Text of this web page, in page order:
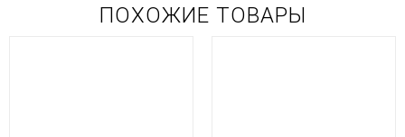
ПОХОЖИЕ ТОВАРЫ